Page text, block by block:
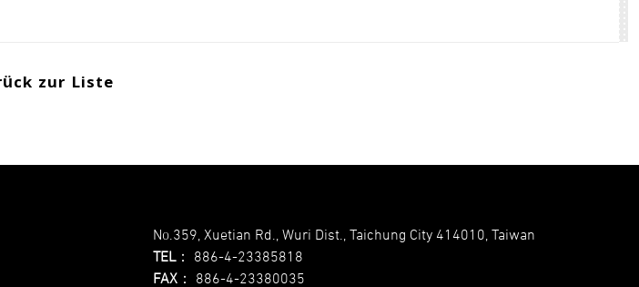
zur Liste
No.359, Xuetian Rd., Wuri Dist., Taichung City 414010, Taiwan
TEL： 886-4-23385818
FAX ： 886-4-23380035